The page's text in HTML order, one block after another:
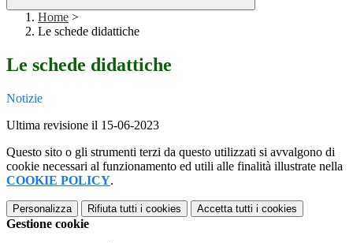
Home >
Le schede didattiche
Le schede didattiche
Notizie
Ultima revisione il 15-06-2023
Questo sito o gli strumenti terzi da questo utilizzati si avvalgono di
cookie necessari al funzionamento ed utili alle finalità illustrate nella
COOKIE POLICY.
Personalizza Rifiuta tutti i cookies Accetta tutti i cookies
Gestione cookie